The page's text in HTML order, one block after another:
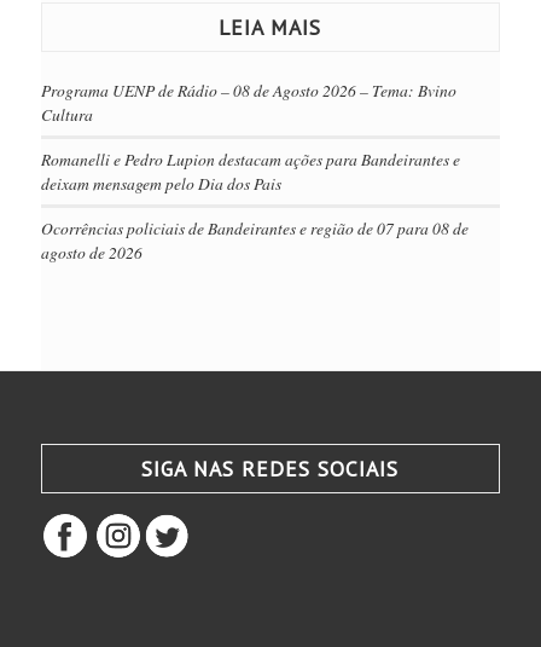
LEIA MAIS
Programa UENP de Rádio – 08 de Agosto 2026 – Tema: Bvino
Cultura
Romanelli e Pedro Lupion destacam ações para Bandeirantes e
deixam mensagem pelo Dia dos Pais
Ocorrências policiais de Bandeirantes e região de 07 para 08 de
agosto de 2026
SIGA NAS REDES SOCIAIS